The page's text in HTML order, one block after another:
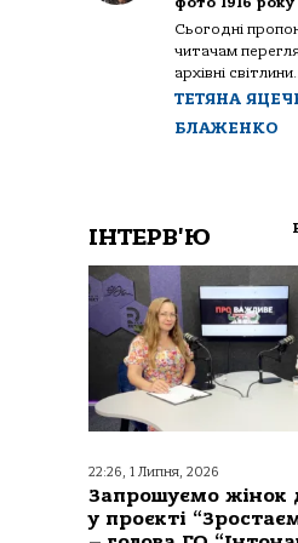
Сьогодні
читачам
архівні
ТЕТЯНА
БЛАЖЕНКО
ІНТЕРВ'Ю
22:26, 1 Липня, 2026
Запрошуємо жінок
у проєкті